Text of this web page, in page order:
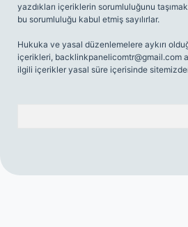
yazdıkları içeriklerin sorumluluğunu
bu sorumluluğu kabul etmiş sayılırlar.
Hukuka ve yasal düzenlemelere aykırı
içerikleri, backlinkpanelicomtr@gmail.com
ilgili içerikler yasal süre içerisinde